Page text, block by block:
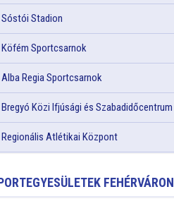
Sóstói Stadion
Köfém Sportcsarnok
Alba Regia Sportcsarnok
Bregyó Közi Ifjúsági és Szabadidőcentrum
Regionális Atlétikai Központ
FEHÉRVÁRON